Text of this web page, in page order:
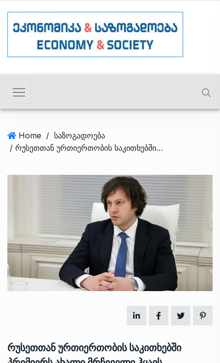
Home / საზოგადოება
/ რუსეთთან ურთიერთობის საკითხებში პრემიერს ახალი მრჩეველი ჰყავს
რუსეთთან ურთიერთობის საკითხებში